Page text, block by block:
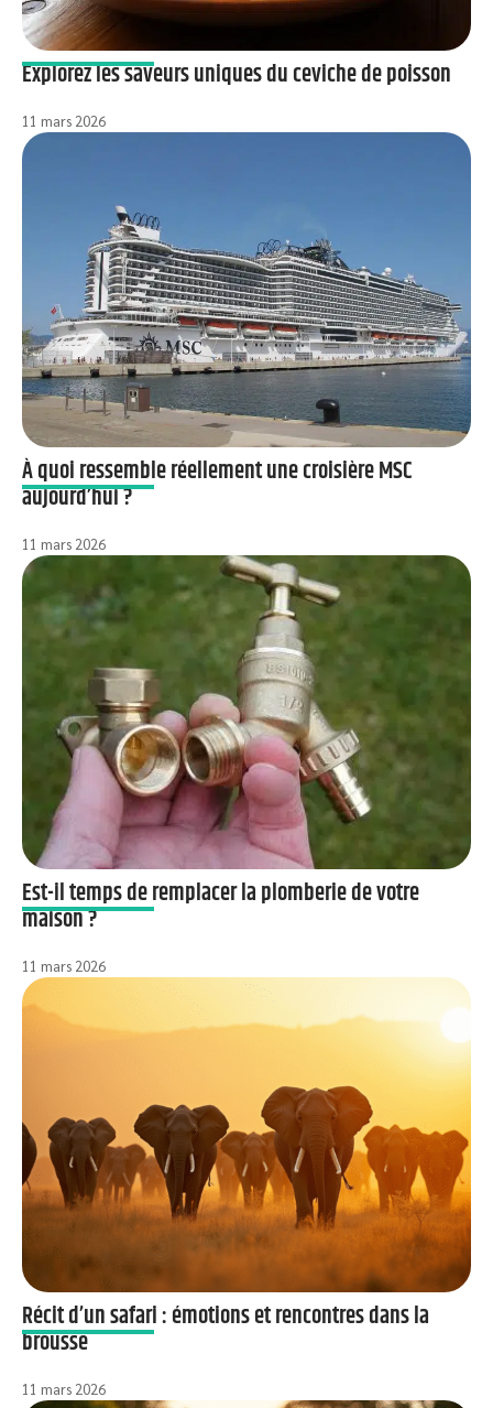
Explorez les saveurs uniques du ceviche de poisson
11 mars 2026
À quoi ressemble réellement une croisière MSC
aujourd’hui ?
11 mars 2026
Est-il temps de remplacer la plomberie de votre
maison ?
11 mars 2026
Récit d’un safari : émotions et rencontres dans la
brousse
11 mars 2026